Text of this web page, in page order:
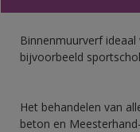
Binnenmuurverf
bijvoorbeeld
Het behandelen van
beton en